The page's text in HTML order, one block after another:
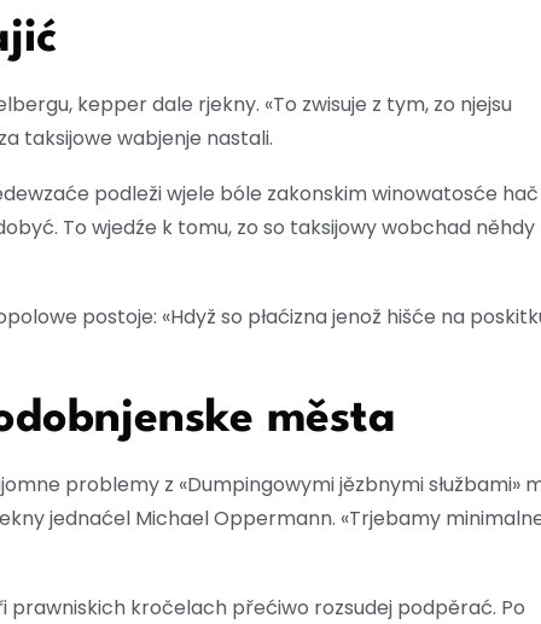
kepper dale rjekny. «To zwisuje z tym, zo njejsu
taksijowe wabjenje nastali.
podleži wjele bóle zakonskim winowatosće hač
To wjedźe k tomu, zo so taksijowy wobchad něhdy
postoje: «Hdyž so płaćizna jenož hišće na
města
problemy z «Dumpingowymi jězbnymi słužbami»
jednaćel Michael Oppermann. «Trjebamy
kročelach přećiwo rozsudej podpěrać. Po